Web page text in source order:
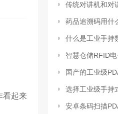
看起来
传统对讲机和对
药品追溯码用什么扫码？
什么是工业手持数
智慧仓储RFID
国产的工业级
选择工业级手持式
安卓条码扫描PDA价